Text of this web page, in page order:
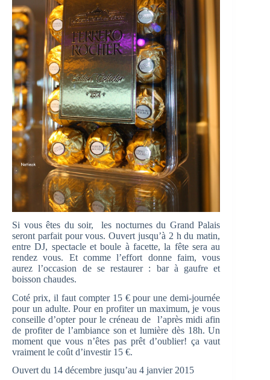
Si vous êtes du soir, les nocturnes du Grand Palais
seront parfait pour vous. Ouvert jusqu’à 2 h du matin,
entre DJ, spectacle et boule à facette, la fête sera au
rendez vous. Et comme l’effort donne faim, vous
aurez l’occasion de se restaurer : bar à gaufre et
boisson chaudes.
Coté prix, il faut compter 15 € pour une demi-journée
pour un adulte. Pour en profiter un maximum, je vous
conseille d’opter pour le créneau de l’après midi afin
de profiter de l’ambiance son et lumière dès 18h. Un
moment que vous n’êtes pas prêt d’oublier! ça vaut
vraiment le coût d’investir 15 €.
Ouvert du 14 décembre jusqu’au 4 janvier 2015